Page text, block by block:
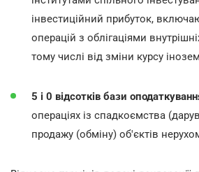
інвестиційний прибуток,
операцій з облігаціями
тому числі від зміни курсу
5 і 0 відсотків бази
операціях із спадкоємства
продажу (обміну) об'єктів